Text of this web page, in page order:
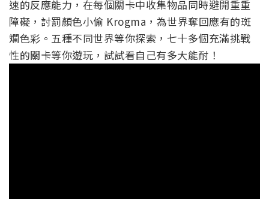
速的反應能力，在每個關卡中收集物品同時避開重重
障礙，討罰顏色小偷 Krogma，為世界奪回應有的斑
斕色彩。五種不同世界等你探索，七十多個充滿挑戰
性的關卡等你遊玩，試試看自己有多大能耐！